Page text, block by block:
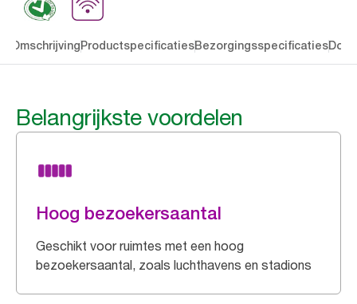
OmschrijvingProductspecificatiesBezorgingsspecificaties
Belangrijkste voordelen
Hoog bezoekersaantal
Geschikt voor ruimtes met een hoog
bezoekersaantal, zoals luchthavens en stadions